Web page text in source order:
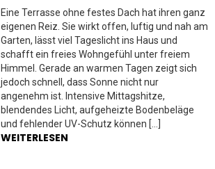
Eine Terrasse ohne festes Dach hat ihren ganz
eigenen Reiz. Sie wirkt offen, luftig und nah am
Garten, lässt viel Tageslicht ins Haus und
schafft ein freies Wohngefühl unter freiem
Himmel. Gerade an warmen Tagen zeigt sich
jedoch schnell, dass Sonne nicht nur
angenehm ist. Intensive Mittagshitze,
blendendes Licht, aufgeheizte Bodenbeläge
und fehlender UV-Schutz können […]
WEITERLESEN